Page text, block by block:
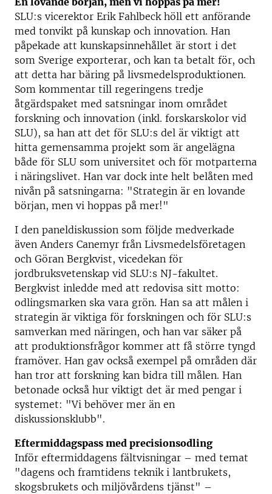
SLU:s vicerektor Erik Fahlbeck höll ett anförande
med tonvikt på kunskap och innovation. Han
påpekade att kunskapsinnehållet är stort i det
som Sverige exporterar, och kan ta betalt för, och
att detta har bäring på livsmedelsproduktionen.
Som kommentar till regeringens tredje
åtgärdspaket med satsningar inom området
forskning och innovation (inkl. forskarskolor vid
SLU), sa han att det för SLU:s del är viktigt att
hitta gemensamma projekt som är angelägna
både för SLU som universitet och för motparterna
i näringslivet. Han var dock inte helt belåten med
nivån på satsningarna: "Strategin är en lovande
början, men vi hoppas på mer!"
I den paneldiskussion som följde medverkade
även Anders Canemyr från Livsmedelsföretagen
och Göran Bergkvist, vicedekan för
jordbruksvetenskap vid SLU:s NJ-fakultet.
Bergkvist inledde med att redovisa sitt motto:
odlingsmarken ska vara grön. Han sa att målen i
strategin är viktiga för forskningen och för SLU:s
samverkan med näringen, och han var säker på
att produktionsfrågor kommer att få större tyngd
framöver. Han gav också exempel på områden där
han tror att forskning kan bidra till målen. Han
betonade också hur viktigt det är med pengar i
systemet: "Vi behöver mer än en
diskussionsklubb".
Eftermiddagspass med precisionsodling
Inför eftermiddagens fältvisningar –­ med temat
"dagens och framtidens teknik i lantbrukets,
skogsbrukets och miljövårdens tjänst" –